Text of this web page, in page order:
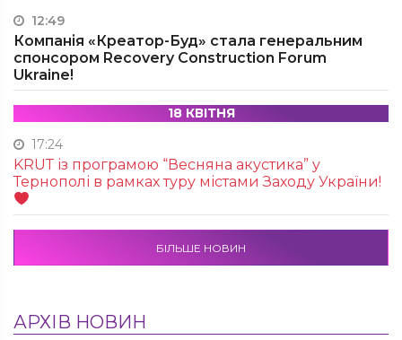
12:49
Компанія «Креатор-Буд» стала генеральним
спонсором Recovery Construction Forum
Ukraine!
18 КВІТНЯ
17:24
KRUТ із програмою “Весняна акустика” у
Тернополі в рамках туру містами Заходу України!
БІЛЬШЕ НОВИН
АРХІВ НОВИН